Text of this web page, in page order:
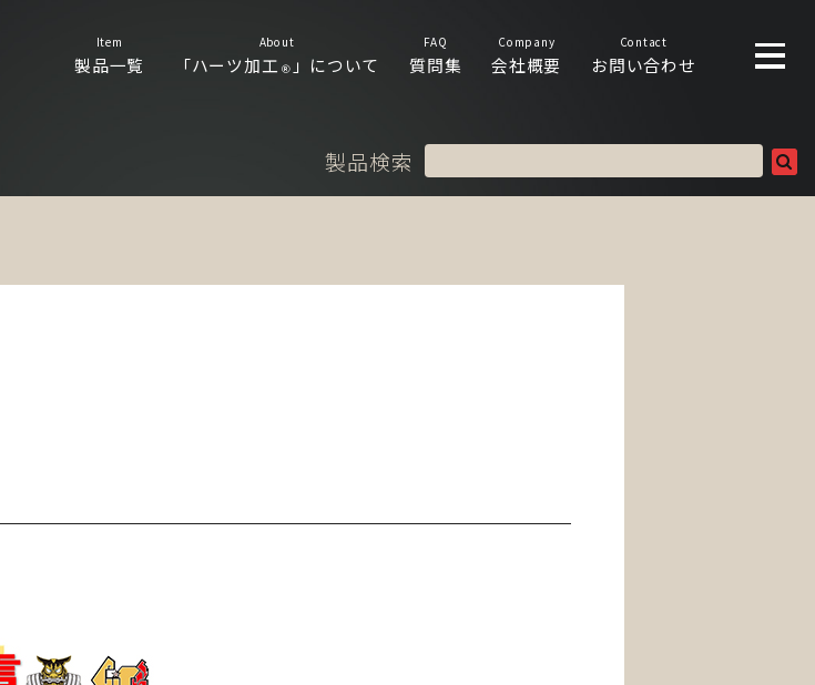
Item
製品一覧
About
「ハーツ加工 Ⓡ 」について
FAQ
質問集
Company
会社概要
Contact
お問い合わせ
製品検索